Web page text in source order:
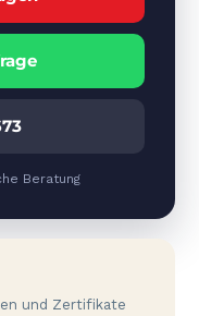
Beratung
und Zertifikate